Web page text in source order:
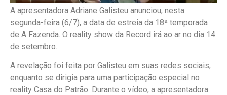
A apresentadora Adriane Galisteu anunciou, nesta
segunda-feira (6/7), a data de estreia da 18ª temporada
de A Fazenda. O reality show da Record irá ao ar no dia 14
de setembro.
A revelação foi feita por Galisteu em suas redes sociais,
enquanto se dirigia para uma participação especial no
reality Casa do Patrão. Durante o vídeo, a apresentadora